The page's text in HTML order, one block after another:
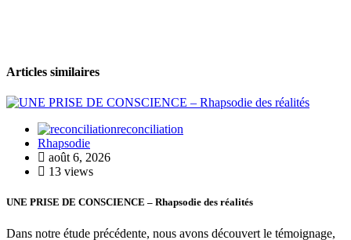
Articles similaires
reconciliation
Rhapsodie
août 6, 2026
13 views
UNE PRISE DE CONSCIENCE – Rhapsodie des réalités
Dans notre étude précédente, nous avons découvert le témoignage,